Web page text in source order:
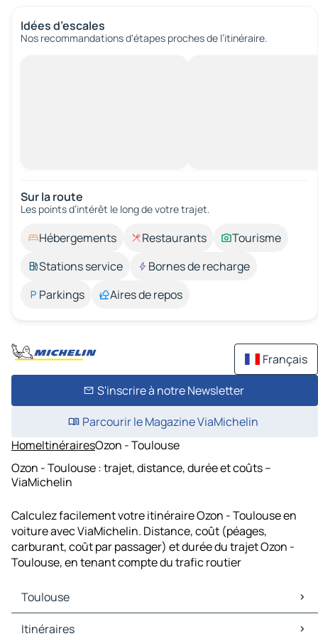
Idées d’escales
Nos recommandations d'étapes proches de l’itinéraire.
Sur la route
Les points d’intérêt le long de votre trajet.
Hébergements Restaurants
Tourisme
Stations service
Bornes de recharge
Parkings
Aires de repos
Français
S'inscrire à notre Newsletter
Parcourir le Magazine ViaMichelin
HomeItinérairesOzon - Toulouse
Ozon - Toulouse : trajet, distance, durée et coûts –
ViaMichelin
Calculez facilement votre itinéraire Ozon - Toulouse en
voiture avec ViaMichelin. Distance, coût (péages,
carburant, coût par passager) et durée du trajet Ozon -
Toulouse, en tenant compte du trafic routier
Toulouse
Toulouse Cartes et plans
Itinéraires